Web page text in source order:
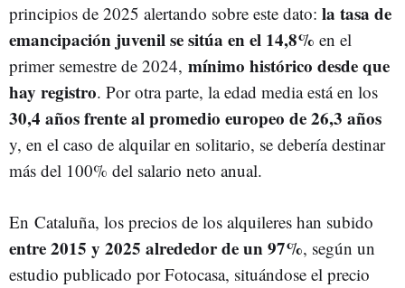
principios de 2025 alertando sobre este dato: la tasa de
emancipación juvenil se sitúa en el 14,8% en el
primer semestre de 2024, mínimo histórico desde que
hay registro. Por otra parte, la edad media está en los
30,4 años frente al promedio europeo de 26,3 años
y, en el caso de alquilar en solitario, se debería destinar
más del 100% del salario neto anual.
En Cataluña, los precios de los alquileres han subido
entre 2015 y 2025 alrededor de un 97%, según un
estudio publicado por Fotocasa, situándose el precio